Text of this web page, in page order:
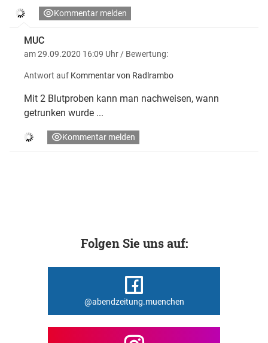
Kommentar melden
MUC
am 29.09.2020 16:09 Uhr/ Bewertung:
Antwort auf Kommentar von Radlrambo
Mit 2 Blutproben kann man nachweisen, wann
getrunken wurde ...
Kommentar melden
Folgen Sie uns auf:
@abendzeitung.muenchen